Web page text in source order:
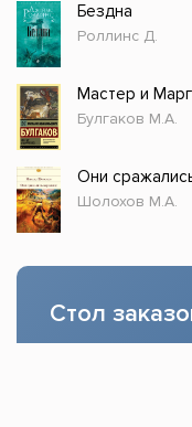
Бездна
Роллинс Д.
Мастер и
Булгаков М.А.
Они
Шолохов М.А.
Стол